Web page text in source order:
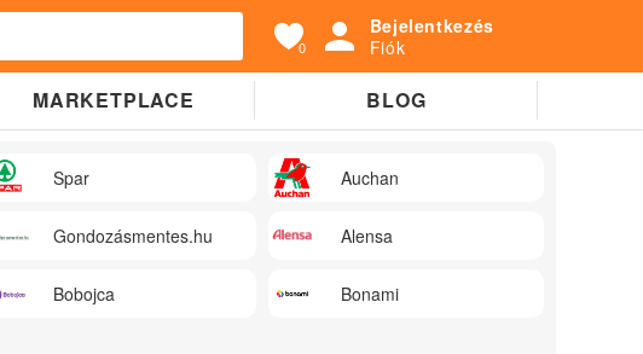
0
Bejelentkezés
Fiók
MARKETPLACE BLOG
Spar Auchan
Gondozásmentes.hu Alensa
Bobojca Bonami